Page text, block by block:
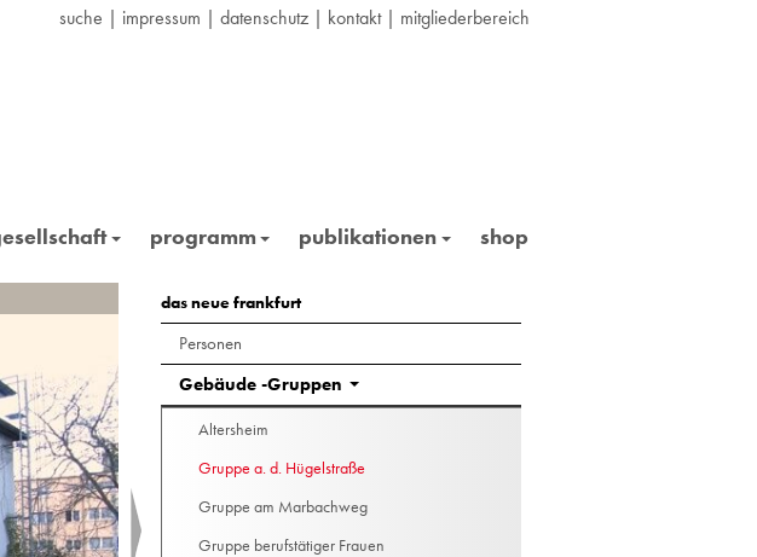
suche | impressum | datenschutz | kontakt| mitgliederbereich
programm publikationen shop
Fontanestraße 29-27
das neue frankfurt
Personen
Gebäude -Gruppen
Altersheim
Gruppe a. d. Hügelstraße
Gruppe am Marbachweg
Gruppe berufstätiger Frauen